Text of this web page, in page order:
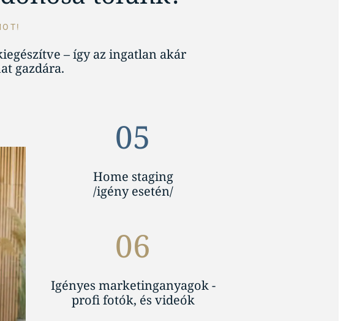
– így az ingatlan akár
gazdára.
05
Home staging
/igény esetén/
06
Igényes marketinganyagok -
profi fotók, és videók